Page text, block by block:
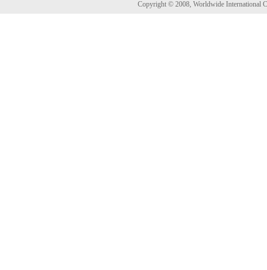
Copyright © 2008, Worldwide International